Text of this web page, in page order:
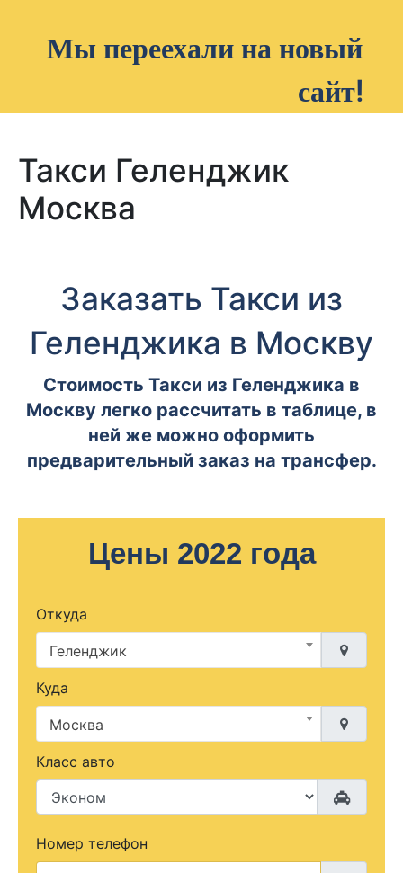
Мы переехали на новый
сайт!
Такси Геленджик
Москва
Заказать Такси из
Геленджика в Москву
Стоимость Такси из Геленджика в
Москву легко рассчитать в таблице, в
ней же можно оформить
предварительный заказ на трансфер.
Цены 2022 года
Откуда
Геленджик
Куда
Москва
Класс авто
Номер телефон